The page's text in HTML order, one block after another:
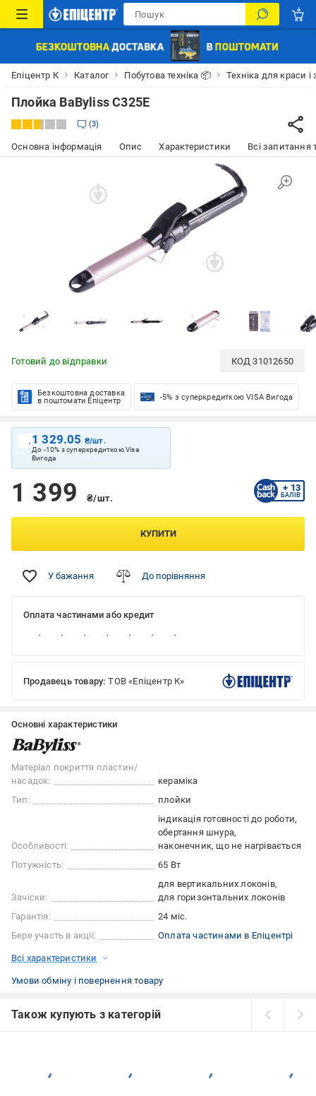
Епіцентр К Каталог Побутова техніка 📦 Техніка для краси і
Плойка BaByliss C325E
3
Основна інформація Опис Характеристики Всі запитання
Готовий до відправки КОД31012650
Безкоштовна доставка
в поштомати Епіцентр
-5% з суперкредиткою VISA Вигода
1 329.05 ₴/шт.
До -10% з суперкредиткою Visa
Вигода
1 399 ₴/шт.
+ 13
БАЛІВ
КУПИТИ
У бажання До порівняння
Оплата частинами або кредит
Продавець товару: ТОВ «Епіцентр К»
Основні характеристики
Матеріал покриття пластин/
насадок:
кераміка
Тип:
плойки
Особливості:
індикація готовності до роботи
обертання шнура
наконечник, що не нагрівається
Потужність:
65 Вт
Зачіски:
для вертикальних локонів
для горизонтальних локонів
Гарантія:
24 міс.
Бере участь в акції:
Оплата частинами в Епіцентрі
Всі характеристики
Умови обміну і повернення товару
Також купують з категорій